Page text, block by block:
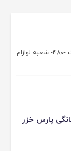
شهر کرج، خیابان شهید صدوقی (ساسانی) ، پلاک -۴۸۰- شعبه لوازام
پارس خزر